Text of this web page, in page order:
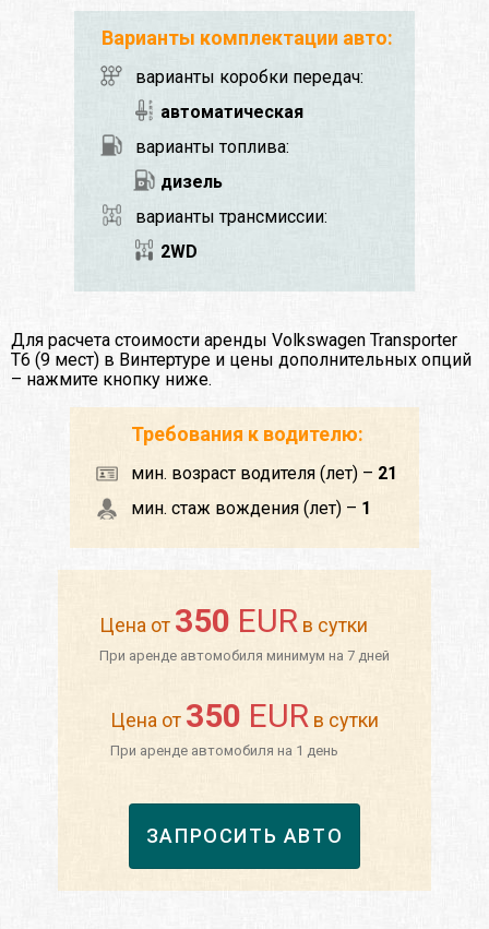
Варианты комплектации авто:
варианты коробки передач:
автоматическая
варианты топлива:
дизель
варианты трансмиссии:
2WD
Для расчета стоимости аренды Volkswagen Transporter
T6 (9 мест) в Винтертуре и цены дополнительных опций
– нажмите кнопку ниже.
Требования к водителю:
мин. возраст водителя (лет) – 21
мин. стаж вождения (лет) – 1
Цена от 350 EUR в сутки
При аренде автомобиля минимум на 7 дней
Цена от 350 EUR в сутки
При аренде автомобиля на 1 день
ЗАПРОСИТЬ АВТО